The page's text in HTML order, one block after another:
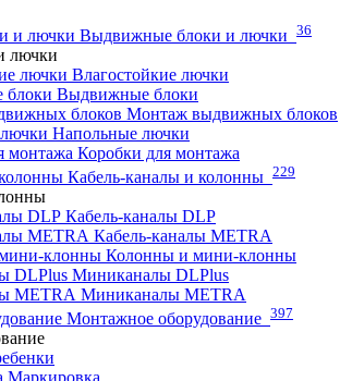
Выдвижные блоки и лючки 36
лючки
Влагостойкие лючки
Выдвижные блоки
Монтаж выдвижных блоков
Напольные лючки
Коробки для монтажа
Кабель-каналы и колонны 229
Кабель-каналы DLP
Кабель-каналы METRA
Колонны и мини-клонны
Миниканалы DLPlus
Миниканалы METRA
Монтажное оборудование 397